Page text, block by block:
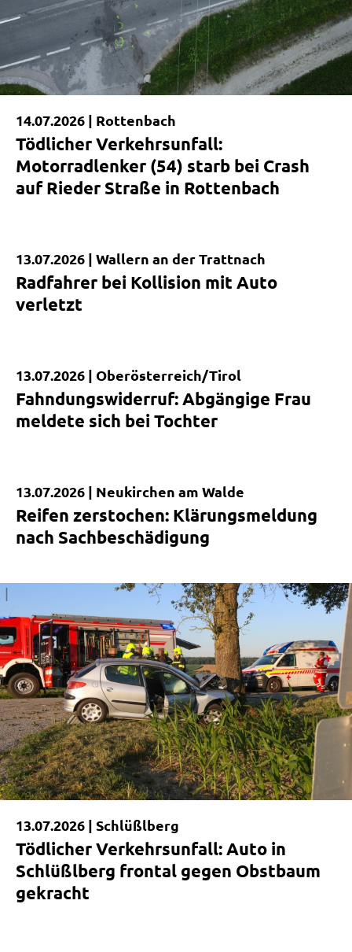
14.07.2026 | Rottenbach
Tödlicher Verkehrsunfall:
Motorradlenker (54) starb bei Crash
auf Rieder Straße in Rottenbach
Kurzmeldung
13.07.2026 | Wallern an der Trattnach
Radfahrer bei Kollision mit Auto
verletzt
Kurzmeldung
13.07.2026 | Oberösterreich/Tirol
Fahndungswiderruf: Abgängige Frau
meldete sich bei Tochter
Kurzmeldung
13.07.2026 | Neukirchen am Walde
Reifen zerstochen: Klärungsmeldung
nach Sachbeschädigung
|
13.07.2026 | Schlüßlberg
Tödlicher Verkehrsunfall: Auto in
Schlüßlberg frontal gegen Obstbaum
gekracht